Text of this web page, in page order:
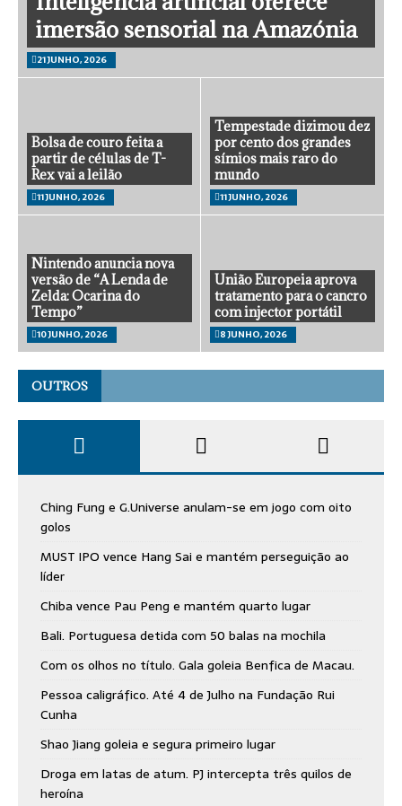
imersão sensorial na Amazónia
21 JUNHO, 2026
Bolsa de couro feita a
partir de células de T-
Rex vai a leilão
11 JUNHO, 2026
Tempestade dizimou dez
por cento dos grandes
símios mais raro do
mundo
11 JUNHO, 2026
Nintendo anuncia nova
versão de “A Lenda de
Zelda: Ocarina do
Tempo”
10 JUNHO, 2026
União Europeia aprova
tratamento para o cancro
com injector portátil
8 JUNHO, 2026
OUTROS
Ching Fung e G.Universe anulam-se em jogo com oito
golos
MUST IPO vence Hang Sai e mantém perseguição ao
líder
Chiba vence Pau Peng e mantém quarto lugar
Bali. Portuguesa detida com 50 balas na mochila
Com os olhos no título. Gala goleia Benfica de Macau.
Pessoa caligráfico. Até 4 de Julho na Fundação Rui
Cunha
Shao Jiang goleia e segura primeiro lugar
Droga em latas de atum. PJ intercepta três quilos de
heroína